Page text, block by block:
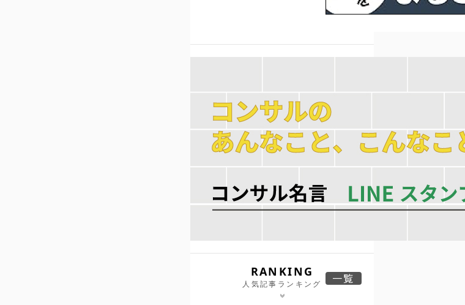
RANKING
人気記事ランキング 一覧